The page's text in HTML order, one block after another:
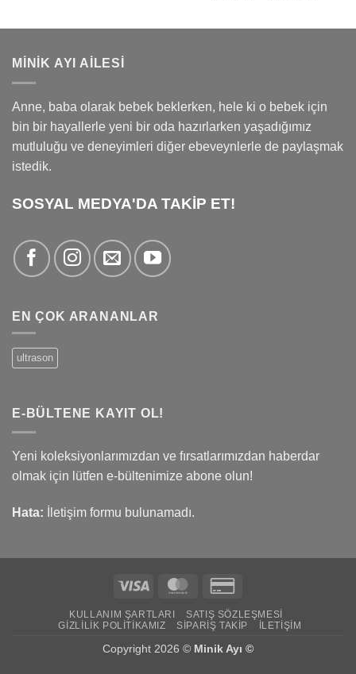
MINIK AYI AILESI
Anne, baba olarak bebek beklerken, hele ki o bebek için
bin bir hayallerle yeni bir oda hazırlarken yaşadığımız
mutluluğu ve deneyimleri diğer ebeveynlerle de paylaşmak
istedik.
SOSYAL MEDYA'DA TAKİP ET!
EN ÇOK ARANANLAR
ultrason
E-BÜLTENE KAYIT OL!
Yeni koleksiyonlarımızdan ve fırsatlarımızdan haberdar
olmak için lütfen e-bültenimize abone olun!
Hata: İletişim formu bulunamadı.
Visa MasterCard
2
KULLANIM ŞARTLARI
SATIŞ SÖZLEŞMESI
GIZLILIK POLITIKAMIZ
SIPARIŞ TAKIP İLETIŞIM
Copyright 2026 © Minik Ayı ©